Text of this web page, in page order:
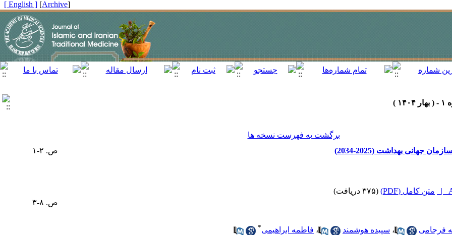
[
Archive
]
[ English ]
برگشت به فهرست نسخه ها
بهداشت (2025-2034)
ص. ۲-۱
متن کامل (PDF)
(۳۷۵ دریافت)
ص. ۸-۳
فرجامی ، سپیده هوشمند ، فاطمه ابراهیمی*